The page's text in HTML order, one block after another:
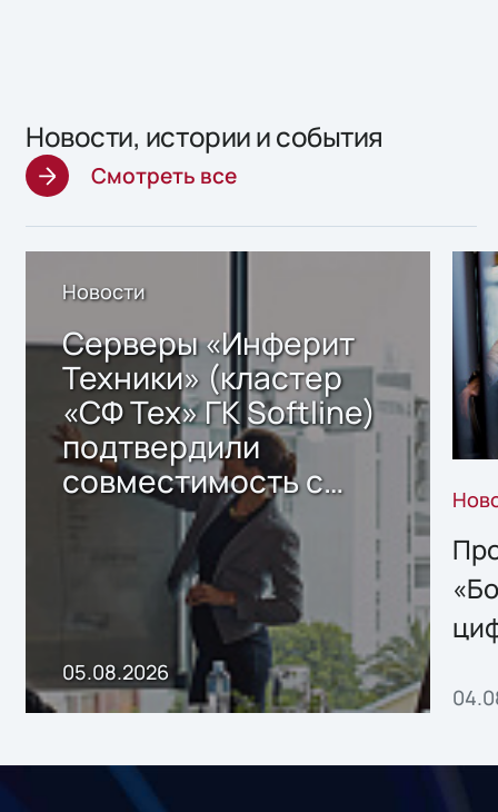
Новости, истории и события
Смотреть все
Новости
Серверы «Инферит
Техники» (кластер
«СФ Тех» ГК Softline)
подтвердили
совместимость с
решением Sharx
Storage 2.x для
хранения данных
05.08.2026